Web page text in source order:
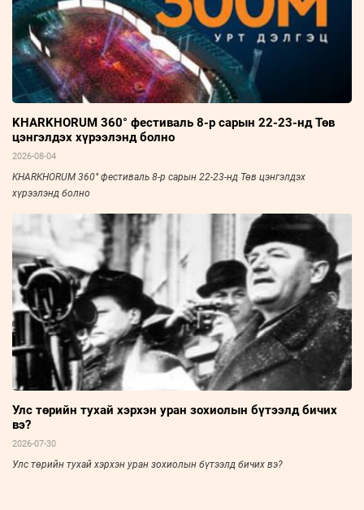
KHARKHORUM 360° фестиваль 8-р сарын 22-23-нд Төв
цэнгэлдэх хүрээлэнд болно
2026-08-04
KHARKHORUM 360° фестиваль 8-р сарын 22-23-нд Төв цэнгэлдэх
хүрээлэнд болно
Улс төрийн тухай хэрхэн уран зохиолын бүтээлд бичих
вэ?
2026-07-30
Улс төрийн тухай хэрхэн уран зохиолын бүтээлд бичих вэ?